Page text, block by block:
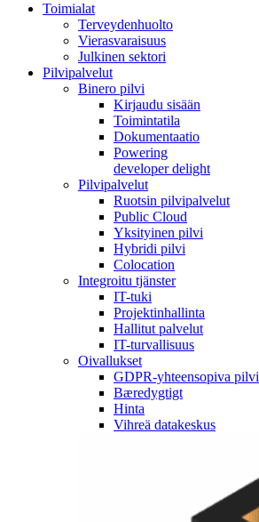
Toimialat
Terveydenhuolto
Vierasvaraisuus
Julkinen sektori
Pilvipalvelut
Binero pilvi
Kirjaudu sisään
Toimintatila
Dokumentaatio
Powering
developer delight
Pilvipalvelut
Ruotsin pilvipalvelut
Public Cloud
Yksityinen pilvi
Hybridi pilvi
Colocation
Integroitu tjänster
IT-tuki
Projektinhallinta
Hallitut palvelut
IT-turvallisuus
Oivallukset
GDPR-yhteensopiva pilvi
Bæredygtigt
Hinta
Vihreä datakeskus